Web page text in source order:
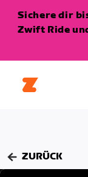
Sichere dir
Zwift Ride
ZURÜCK